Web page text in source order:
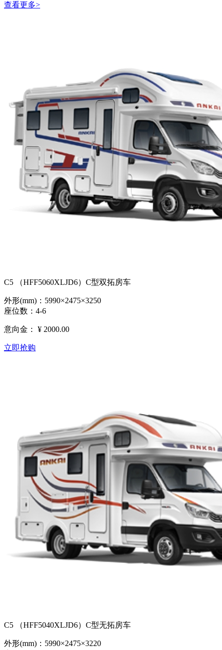
查看更多>
C5 （HFF5060XLJD6）C型双拓房车
外形(mm)：5990×2475×3250
座位数：4-6
意向金： ¥ 2000.00
立即抢购
C5 （HFF5040XLJD6）C型无拓房车
外形(mm)：5990×2475×3220